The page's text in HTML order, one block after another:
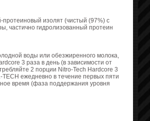
изолят (чистый (97%) с
частично гидролизованный протеин
воды или обезжиренного молока,
3 раза в день (в зависимости от
2 порции Nitro-Tech Hardcore 3
ежедневно в течение первых пяти
время (фаза поддержания уровня